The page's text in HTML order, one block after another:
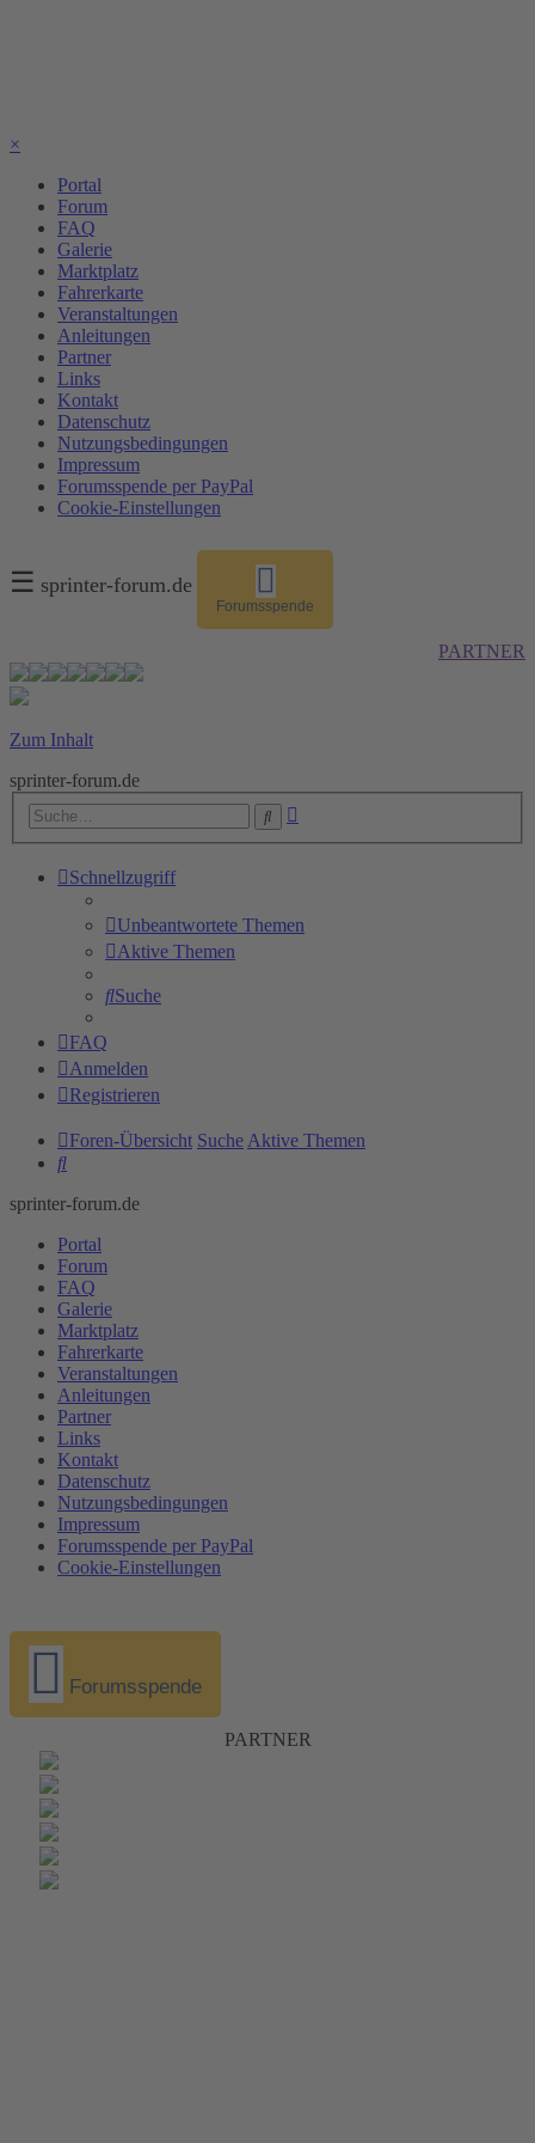
×
Portal
Forum
FAQ
Galerie
Marktplatz
Fahrerkarte
Veranstaltungen
Anleitungen
Partner
Links
Kontakt
Datenschutz
Nutzungsbedingungen
Impressum
Forumsspende per PayPal
Cookie-Einstellungen
☰ sprinter-forum.de
Forumsspende
PARTNER
Zum Inhalt
sprinter-forum.de
Suche
Schnellzugriff
Unbeantwortete Themen
Aktive Themen
Suche
FAQ
Anmelden
Registrieren
Foren-Übersicht Suche Aktive Themen
Suche
sprinter-forum.de
Portal
Forum
FAQ
Galerie
Marktplatz
Fahrerkarte
Veranstaltungen
Anleitungen
Partner
Links
Kontakt
Datenschutz
Nutzungsbedingungen
Impressum
Forumsspende per PayPal
Cookie-Einstellungen
Forumsspende
PARTNER